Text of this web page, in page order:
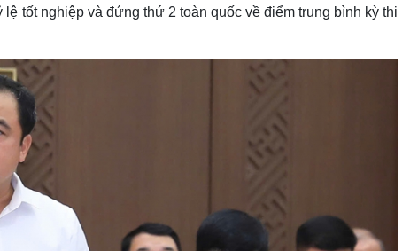
tốt nghiệp và đứng thứ 2 toàn quốc về điểm trung bình kỳ thi